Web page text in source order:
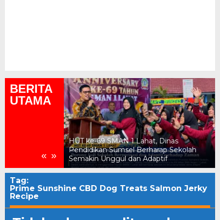
BERITA
UTAMA
« »
HUT ke-69 SMAN 1 Lahat, Dinas
Pendidikan Sumsel Berharap Sekolah
Semakin Unggul dan Adaptif
Tag:
Prime Sunshine CBD Dog Treats Salmon Jerky
Recipe